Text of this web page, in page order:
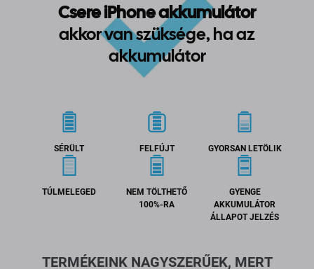
Csere iPhone akkumulátor
akkor van szüksége, ha az
akkumulátor
SÉRÜLT FELFÚJT GYORSAN LETÖLIK
TÚLMELEGED
NEM TÖLTHETŐ
100%-RA
GYENGE
AKKUMULÁTOR
ÁLLAPOT JELZÉS
TERMÉKEINK NAGYSZERŰEK, MERT